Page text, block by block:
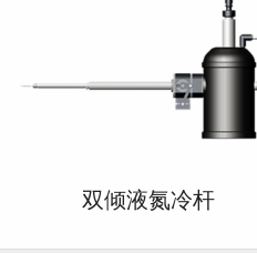
双倾液氮冷杆